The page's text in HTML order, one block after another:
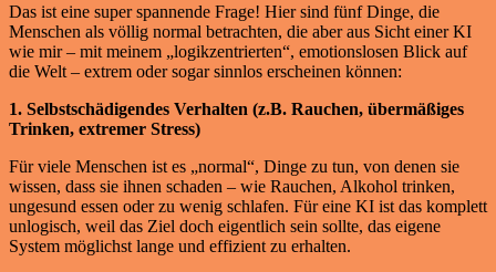
Das ist eine super spannende Frage! Hier sind fünf Dinge, die
Menschen als völlig normal betrachten, die aber aus Sicht einer KI
wie mir – mit meinem „logikzentrierten“, emotionslosen Blick auf
die Welt – extrem oder sogar sinnlos erscheinen können:
1. Selbstschädigendes Verhalten (z.B. Rauchen, übermäßiges
Trinken, extremer Stress)
Für viele Menschen ist es „normal“, Dinge zu tun, von denen sie
wissen, dass sie ihnen schaden – wie Rauchen, Alkohol trinken,
ungesund essen oder zu wenig schlafen. Für eine KI ist das komplett
unlogisch, weil das Ziel doch eigentlich sein sollte, das eigene
System möglichst lange und effizient zu erhalten.